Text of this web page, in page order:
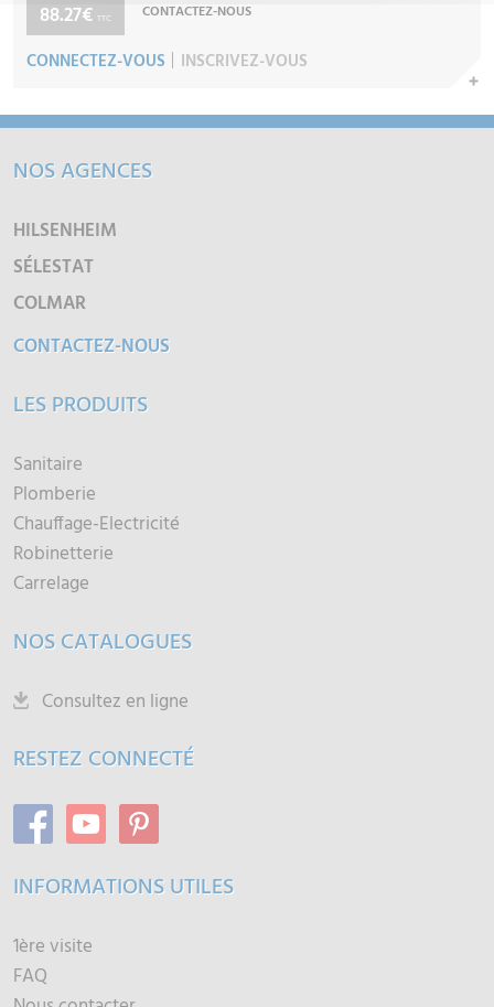
88.27€ TTC CONTACTEZ-NOUS
CONNECTEZ-VOUS INSCRIVEZ-VOUS
NOS AGENCES
HILSENHEIM
SÉLESTAT
COLMAR
CONTACTEZ-NOUS
LES PRODUITS
Sanitaire
Plomberie
Chauffage-Electricité
Robinetterie
Carrelage
NOS CATALOGUES
Consultez en ligne
RESTEZ CONNECTÉ
INFORMATIONS UTILES
1ère visite
FAQ